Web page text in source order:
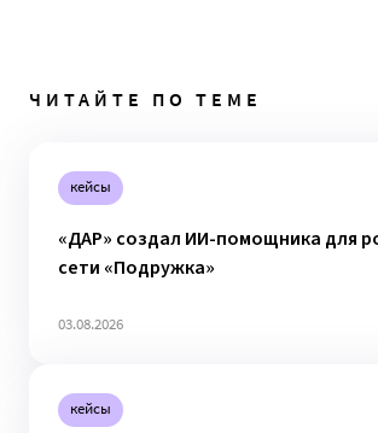
ЧИТАЙТЕ ПО ТЕМЕ
кейсы
«ДАР» создал ИИ-помощника для
сети «Подружка»
03.08.2026
кейсы